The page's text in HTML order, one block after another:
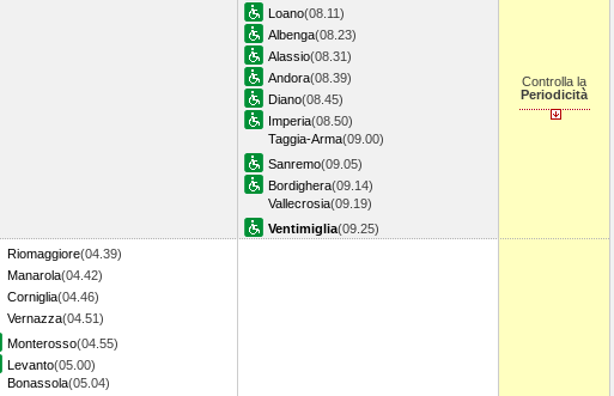
Loano(08.11)
Albenga(08.23)
Alassio(08.31)
Andora(08.39)
Diano(08.45)
Imperia(08.50)
Taggia-Arma(09.00)
Sanremo(09.05)
Bordighera(09.14)
Vallecrosia(09.19)
Ventimiglia(09.25)
Controlla la
Periodicità
Riomaggiore(04.39)
Manarola(04.42)
Corniglia(04.46)
Vernazza(04.51)
Monterosso(04.55)
Levanto(05.00)
Bonassola(05.04)